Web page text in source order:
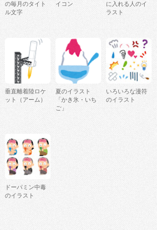
の毎月のタイト
ル文字
イコン
に入れる人のイ
ラスト
垂直離着陸ロケ
ット（アーム）
夏のイラスト
「かき氷・いち
ご」
いろいろな漫符
のイラスト
ドーパミン中毒
のイラスト